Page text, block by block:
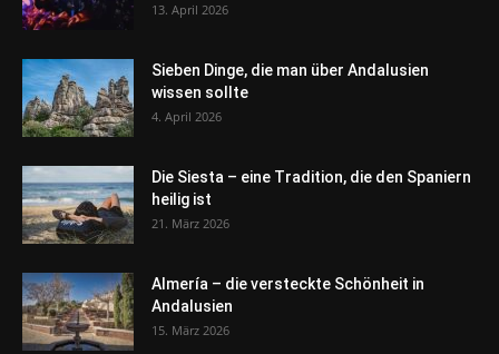
13. April 2026
Sieben Dinge, die man über Andalusien
wissen sollte
4. April 2026
Die Siesta – eine Tradition, die den Spaniern
heilig ist
21. März 2026
Almería – die versteckte Schönheit in
Andalusien
15. März 2026